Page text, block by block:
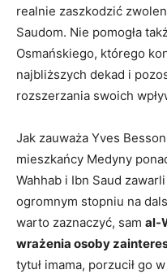
realnie zaszkodzić
Saudom. Nie pomogła
Osmańskiego, którego
najbliższych dekad i
rozszerzania swoich
Jak zauważa Yves
mieszkańcy Medyny
Wahhab i Ibn Saud
ogromnym stopniu na
warto zaznaczyć, sam al-
wrażenia osoby
tytuł imama, porzucił go